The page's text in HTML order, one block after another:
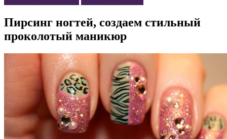
Пирсинг ногтей, создаем стильный
проколотый маникюр